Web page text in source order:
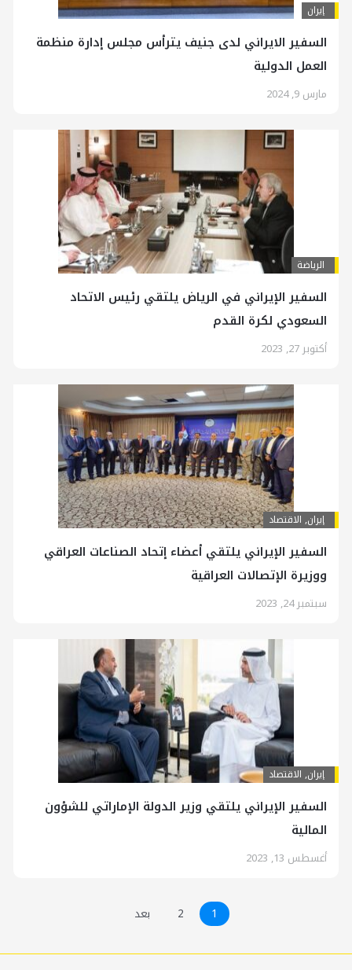
إيران
السفير الايراني لدى جنيف يترأس مجلس إدارة منظمة
العمل الدولية
مارس 9, 2024
الرياضة
السفير الإيراني في الرياض یلتقي رئيس الاتحاد
السعودي لكرة القدم
أكتوبر 27, 2023
إيران, الاقتصاد
السفير الإيراني يلتقي أعضاء إتحاد الصناعات العراقي
ووزيرة الإتصالات العراقية
سبتمبر 24, 2023
إيران, الاقتصاد
السفير الإيراني يلتقي وزير الدولة الإماراتي للشؤون
المالية
أغسطس 13, 2023
1
2 بعد